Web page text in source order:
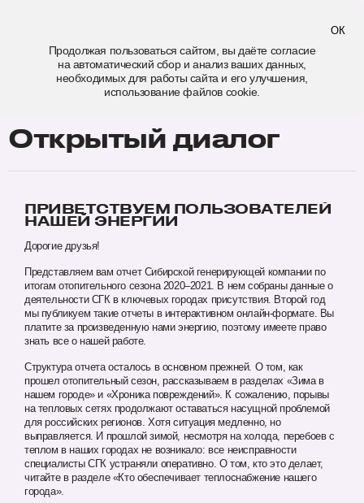
ОК
Продолжая пользоваться сайтом, вы даёте согласие
на автоматический сбор и анализ ваших данных,
необходимых для работы сайта и его улучшения,
использование файлов cookie.
открытый диалог
Открытый диалог
ПРИВЕТСТВУЕМ ПОЛЬЗОВАТЕЛЕЙ
НАШЕЙ ЭНЕРГИИ
Дорогие друзья!
Представляем вам отчет Сибирской генерирующей компании по
итогам отопительного сезона 2020–2021. В нем собраны данные о
деятельности СГК в ключевых городах присутствия. Второй год
мы публикуем такие отчеты в интерактивном онлайн-формате. Вы
платите за произведенную нами энергию, поэтому имеете право
знать все о нашей работе.
Структура отчета осталось в основном прежней. О том, как
прошел отопительный сезон, рассказываем в разделах «Зима в
нашем городе» и «Хроника повреждений». К сожалению, порывы
на тепловых сетях продолжают оставаться насущной проблемой
для российских регионов. Хотя ситуация медленно, но
выправляется. И прошлой зимой, несмотря на холода, перебоев с
теплом в наших городах не возникало: все неисправности
специалисты СГК устраняли оперативно. О том, кто это делает,
читайте в разделе «Кто обеспечивает теплоснабжение нашего
города».